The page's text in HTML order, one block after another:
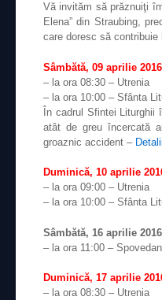
Vă invităm să prăznuiţi
Elena” din Straubing,
care doresc să
Sâmbătă, 09 aprilie
– la ora 08:30 – Utrenia
– la ora 10:00 – Sfânta
În cadrul Sfintei Liturghii
atât de greu încercată
groaznic accident –
Duminică, 10 aprilie
– la ora 09:00 – Utrenia
– la ora 10:00 – Sfânta
Sâmbătă, 16 aprilie
– la ora 11:00 –
Duminică, 17 aprilie
– la ora 08:30 – Utrenia